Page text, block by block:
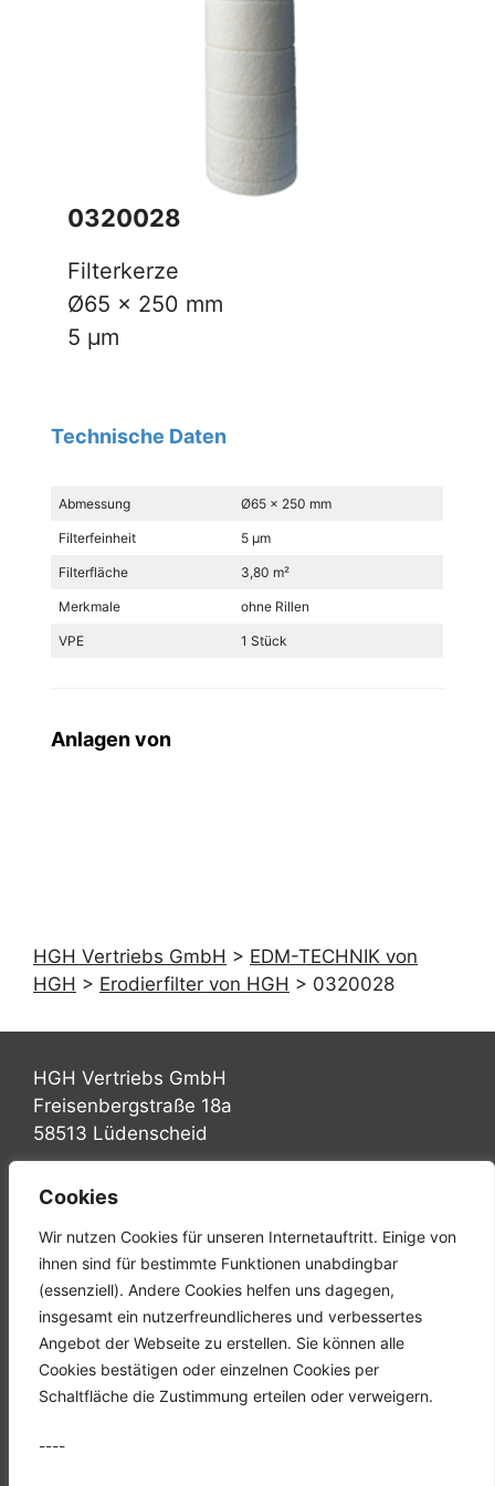
Cookies
Wir nutzen Cookies für unseren Internetauftritt. Einige von
ihnen sind für bestimmte Funktionen unabdingbar
(essenziell). Andere Cookies helfen uns dagegen,
insgesamt ein nutzerfreundlicheres und verbessertes
Angebot der Webseite zu erstellen. Sie können alle
Cookies bestätigen oder einzelnen Cookies per
Schaltfläche die Zustimmung erteilen oder verweigern.
----
0320028
Filterkerze
Ø65 x 250 mm
5 µm
Technische Daten
Abmessung Ø65 x 250 mm
Filterfeinheit 5 µm
Filterfläche 3,80 m²
Merkmale ohne Rillen
VPE 1 Stück
Anlagen von
HGH Vertriebs GmbH > EDM-TECHNIK von
HGH > Erodierfilter von HGH > 0320028
HGH Vertriebs GmbH
Freisenbergstraße 18a
58513 Lüdenscheid
Tel.: +49 (0) 2351 947570
Mail: info@hgh-luedenscheid.de
Startseite
Unternehmen
Karriere
Downloads
Datenschutz